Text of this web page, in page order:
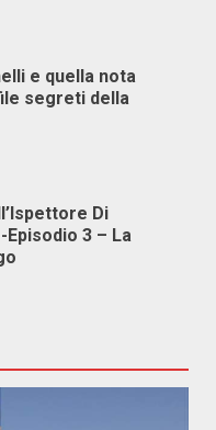
e quella nota
segreti della
Di
Episodio 3 – La